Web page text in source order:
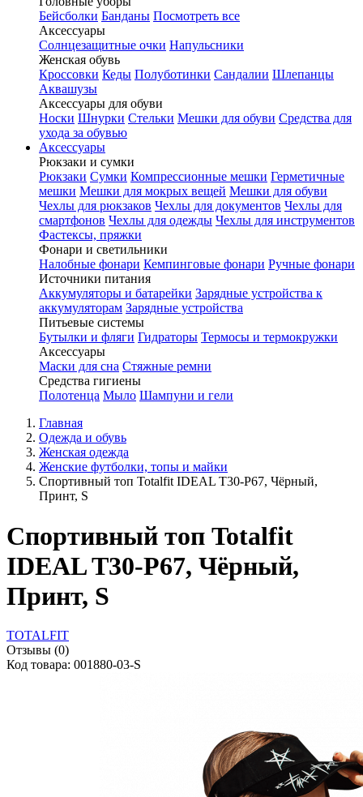
Бейсболки Банданы Посмотреть все
Аксессуары
Солнцезащитные очки Напульсники
Женская обувь
Кроссовки Кеды Полуботинки Сандалии Шлепанцы
Аквашузы
Аксессуары для обуви
Носки Шнурки Стельки Мешки для обуви Средства для
ухода за обувью
Аксессуары
Рюкзаки и сумки
Рюкзаки Сумки Компрессионные мешки Герметичные
мешки Мешки для мокрых вещей Мешки для обуви
Чехлы для рюкзаков Чехлы для документов Чехлы для
смартфонов Чехлы для одежды Чехлы для инструментов
Фастексы, пряжки
Фонари и светильники
Налобные фонари Кемпинговые фонари Ручные фонари
Источники питания
Аккумуляторы и батарейки Зарядные устройства к
аккумуляторам Зарядные устройства
Питьевые системы
Бутылки и фляги Гидраторы Термосы и термокружки
Аксессуары
Маски для сна Стяжные ремни
Средства гигиены
Полотенца Мыло Шампуни и гели
Главная
Одежда и обувь
Женская одежда
Женские футболки, топы и майки
Спортивный топ Totalfit IDEAL T30-P67, Чёрный,
Принт, S
Спортивный топ Totalfit
IDEAL T30-P67, Чёрный,
Принт, S
TOTALFIT
Отзывы (0)
Код товара: 001880-03-S